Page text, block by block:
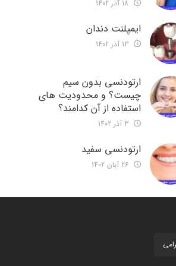
ایمپلنت دندان
ارتودنسی بدون سیم
چیست؟ و محدودیت های
استفاده از آن کدامند؟
ارتودنسی سفید